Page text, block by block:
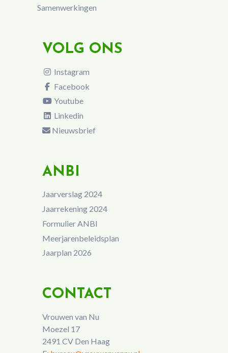
Samenwerkingen
VOLG ONS
Instagram
Facebook
Youtube
Linkedin
Nieuwsbrief
ANBI
Jaarverslag 2024
Jaarrekening 2024
Formulier ANBI
Meerjarenbeleidsplan
Jaarplan 2026
CONTACT
Vrouwen van Nu
Moezel 17
2491 CV Den Haag